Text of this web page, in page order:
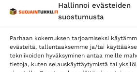
Hallinnoi evästeiden
suostumusta
Parhaan kokemuksen tarjoamiseksi
evästeitä, tallentaaksemme ja/tai
tekniikoiden hyväksyminen antaa meille
tietoja, kuten selauskäyttäytymistä tai
Toimitustavat